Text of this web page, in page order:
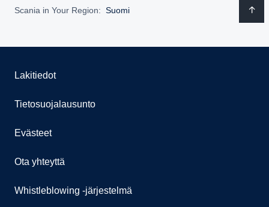
Scania in Your Region: Suomi
Lakitiedot
Tietosuojalausunto
Evästeet
Ota yhteyttä
Whistleblowing -järjestelmä